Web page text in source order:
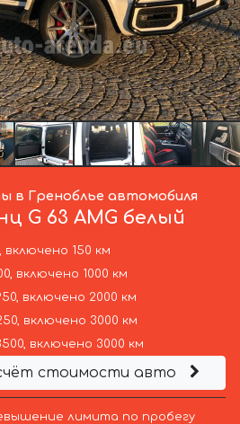
в Греноблье автомобиля
G 63 AMG белый
включено 150 км
включено 1000 км
включено 2000 км
включено 3000 км
включено 3000 км
стоимости авто
лимита по пробегу